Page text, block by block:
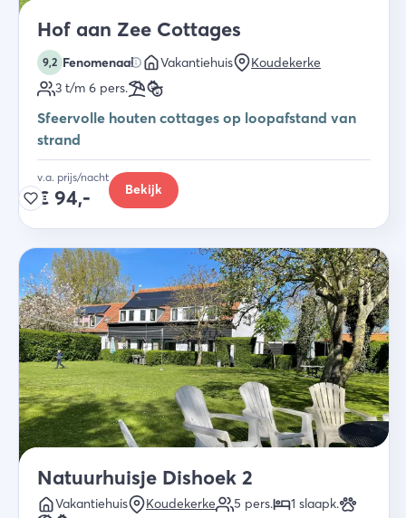
Hof aan Zee Cottages
9,2 Fenomenaal Vakantiehuis
Koudekerke
3 t/m 6 pers.
Sfeervolle houten cottages op loopafstand van
strand
v.a. prijs/nacht
€ 94,- Bekijk
Natuurhuisje Dishoek 2
Vakantiehuis Koudekerke 5 pers. 1 slaapk.